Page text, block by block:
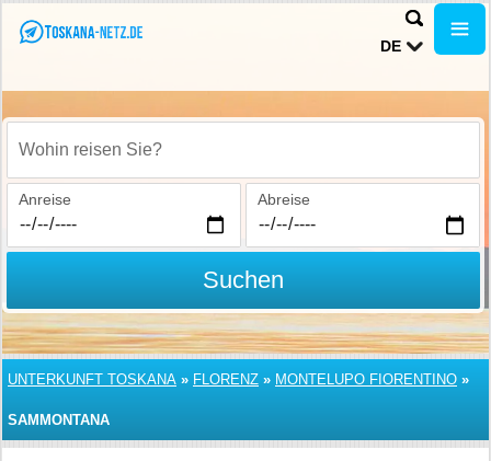
DE
Wohin reisen Sie?
Anreise Abreise
Suchen
UNTERKUNFT TOSKANA » FLORENZ » MONTELUPO FIORENTINO »
SAMMONTANA